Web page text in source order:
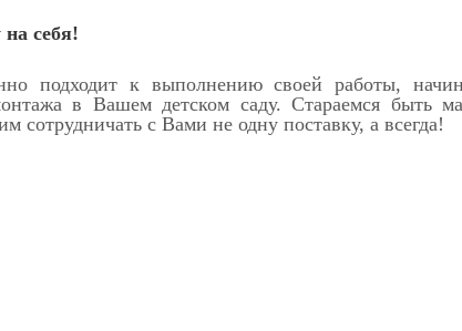
себя!
подходит к выполнению своей работы,
в Вашем детском саду. Стараемся быть
сотрудничать с Вами не одну поставку, а всегда!